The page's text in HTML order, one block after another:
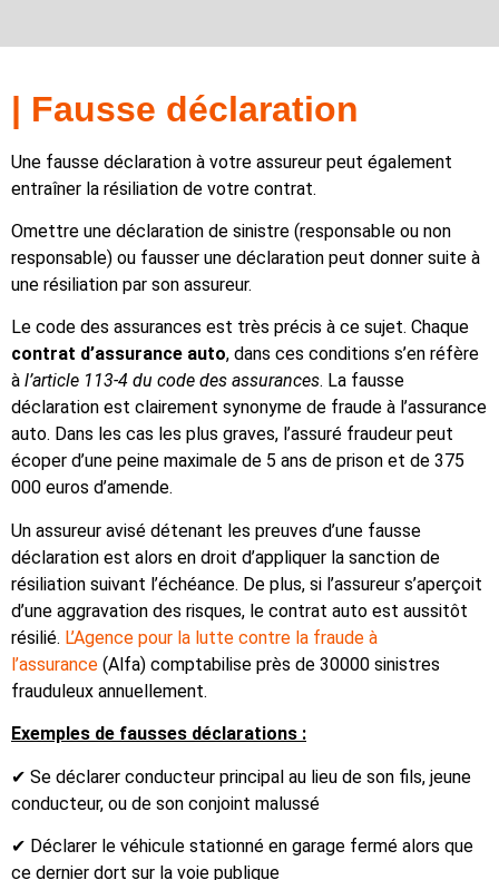
| Fausse déclaration
Une fausse déclaration à votre assureur peut également
entraîner la résiliation de votre contrat.
Omettre une déclaration de sinistre (responsable ou non
responsable) ou fausser une déclaration peut donner suite à
une résiliation par son assureur.
Le code des assurances est très précis à ce sujet. Chaque
contrat d’assurance auto, dans ces conditions s’en réfère
à l’article 113-4 du code des assurances. La fausse
déclaration est clairement synonyme de fraude à l’assurance
auto. Dans les cas les plus graves, l’assuré fraudeur peut
écoper d’une peine maximale de 5 ans de prison et de 375
000 euros d’amende.
Un assureur avisé détenant les preuves d’une fausse
déclaration est alors en droit d’appliquer la sanction de
résiliation suivant l’échéance. De plus, si l’assureur s’aperçoit
d’une aggravation des risques, le contrat auto est aussitôt
résilié. L’Agence pour la lutte contre la fraude à
l’assurance (Alfa) comptabilise près de 30000 sinistres
frauduleux annuellement.
Exemples de fausses déclarations :
✔ Se déclarer conducteur principal au lieu de son fils, jeune
conducteur, ou de son conjoint malussé
✔ Déclarer le véhicule stationné en garage fermé alors que
ce dernier dort sur la voie publique